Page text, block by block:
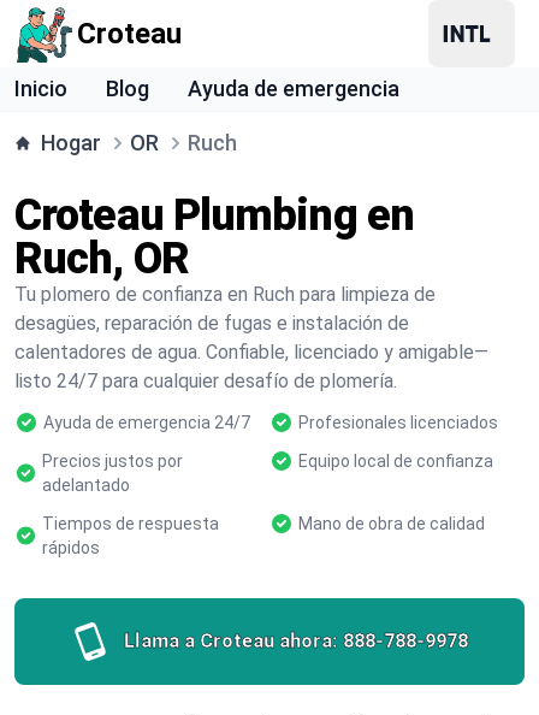
Croteau
Inicio Blog Ayuda de emergencia
Hogar OR Ruch
Croteau Plumbing en
Ruch, OR
Tu plomero de confianza en Ruch para limpieza de
desagües, reparación de fugas e instalación de
calentadores de agua. Confiable, licenciado y amigable—
listo 24/7 para cualquier desafío de plomería.
Ayuda de emergencia 24/7
Profesionales licenciados
Precios justos por
adelantado
Equipo local de confianza
Tiempos de respuesta
rápidos
Mano de obra de calidad
Llama a Croteau ahora: 888-788-9978